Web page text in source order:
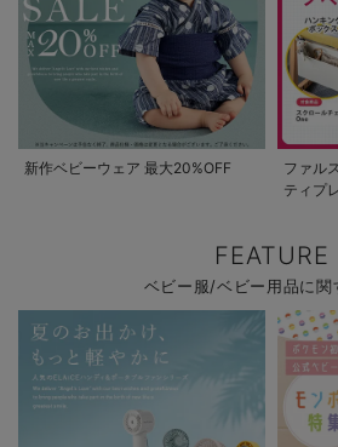
新作ベビーウェア 最大20%OFF
ファル
ティプ
FEATURE
ベビー服/ベビー用品に関